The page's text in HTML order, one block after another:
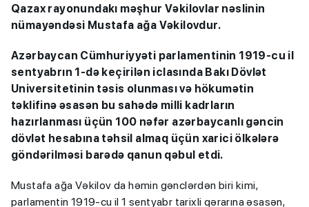
Qazax rayonundakı məşhur Vəkilovlar nəslinin
nümayəndəsi Mustafa ağa Vəkilovdur.
Azərbaycan Cümhuriyyəti parlamentinin 1919-cu il
sentyabrın 1-də keçirilən iclasında Bakı Dövlət
Universitetinin təsis olunması və hökumətin
təklifinə əsasən bu sahədə milli kadrların
hazırlanması üçün 100 nəfər azərbaycanlı gəncin
dövlət hesabına təhsil almaq üçün xarici ölkələrə
göndərilməsi barədə qanun qəbul etdi.
Mustafa ağa Vəkilov da həmin gənclərdən biri kimi,
parlamentin 1919-cu il 1 sentyabr tarixli qərarına əsasən,